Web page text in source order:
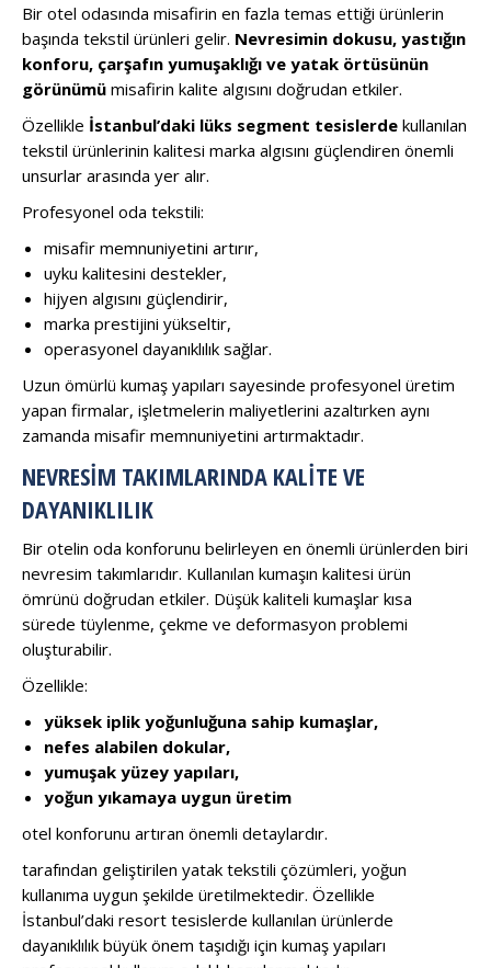
Bir otel odasında misafirin en fazla temas ettiği ürünlerin
başında tekstil ürünleri gelir. Nevresimin dokusu, yastığın
konforu, çarşafın yumuşaklığı ve yatak örtüsünün
görünümü misafirin kalite algısını doğrudan etkiler.
Özellikle İstanbul’daki lüks segment tesislerde kullanılan
tekstil ürünlerinin kalitesi marka algısını güçlendiren önemli
unsurlar arasında yer alır.
Profesyonel oda tekstili:
misafir memnuniyetini artırır,
uyku kalitesini destekler,
hijyen algısını güçlendirir,
marka prestijini yükseltir,
operasyonel dayanıklılık sağlar.
Uzun ömürlü kumaş yapıları sayesinde profesyonel üretim
yapan firmalar, işletmelerin maliyetlerini azaltırken aynı
zamanda misafir memnuniyetini artırmaktadır.
NEVRESIM TAKIMLARINDA KALITE VE
DAYANIKLILIK
Bir otelin oda konforunu belirleyen en önemli ürünlerden biri
nevresim takımlarıdır. Kullanılan kumaşın kalitesi ürün
ömrünü doğrudan etkiler. Düşük kaliteli kumaşlar kısa
sürede tüylenme, çekme ve deformasyon problemi
oluşturabilir.
Özellikle:
yüksek iplik yoğunluğuna sahip kumaşlar,
nefes alabilen dokular,
yumuşak yüzey yapıları,
yoğun yıkamaya uygun üretim
otel konforunu artıran önemli detaylardır.
tarafından geliştirilen yatak tekstili çözümleri, yoğun
kullanıma uygun şekilde üretilmektedir. Özellikle
İstanbul’daki resort tesislerde kullanılan ürünlerde
dayanıklılık büyük önem taşıdığı için kumaş yapıları